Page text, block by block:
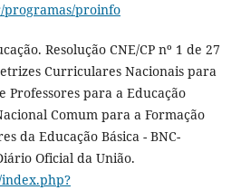
proinfo
Resolução CNE/CP nº 1 de 27
Curriculares Nacionais para
Professores para a Educação
Comum para a Formação
da Educação Básica - BNC-
Oficial da União.